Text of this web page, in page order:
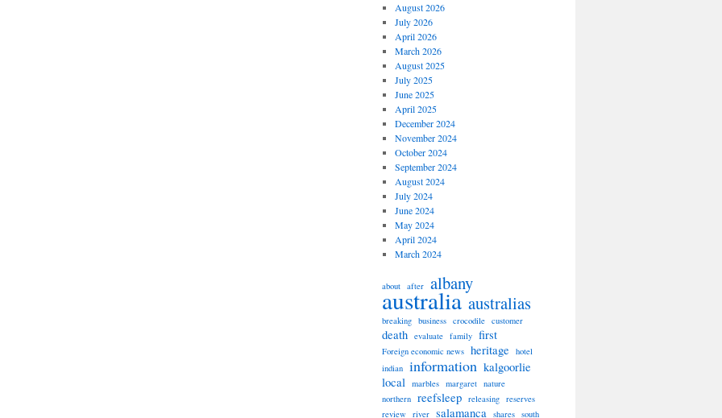
August 2026
July 2026
April 2026
March 2026
August 2025
July 2025
June 2025
April 2025
December 2024
November 2024
October 2024
September 2024
August 2024
July 2024
June 2024
May 2024
April 2024
March 2024
about after albany
australia australias
breaking business crocodile customer
death evaluate family first
Foreign economic news heritage
hotel
indian information kalgoorlie
local marbles margaret nature
northern reefsleep releasing reserves
review river salamanca shares south